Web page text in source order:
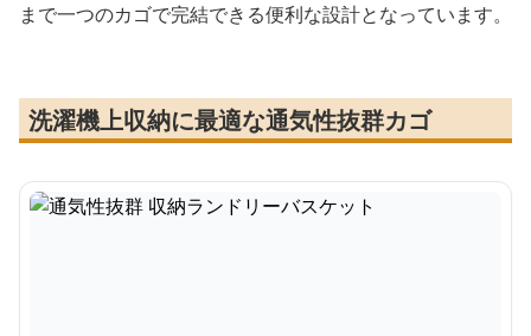
まで一つのカゴで完結できる便利な設計となっています。
洗濯機上収納に最適な通気性抜群カゴ